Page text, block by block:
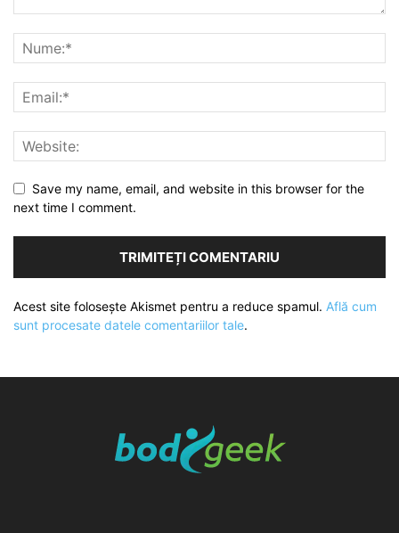
Save my name, email, and website in this browser for the
next time I comment.
Acest site folosește Akismet pentru a reduce spamul. Află cum
sunt procesate datele comentariilor tale.